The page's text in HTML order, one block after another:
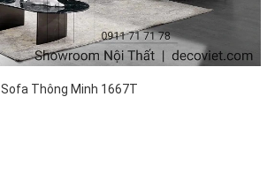
Sofa Thông Minh 1667T